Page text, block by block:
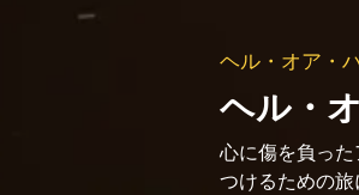
ヘル・オア・
ヘル・
心に傷を負っ
つけるための旅